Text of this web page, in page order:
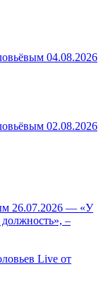
04.08.2026
02.08.2026
26.07.2026 — «У
–
Live от